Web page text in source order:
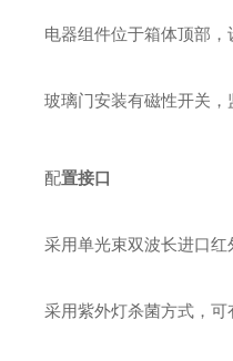
电器组件位于箱体顶部，
玻璃门安装有磁性开关，
配置接口
采用单光束双波长进口红
采用紫外灯杀菌方式，可